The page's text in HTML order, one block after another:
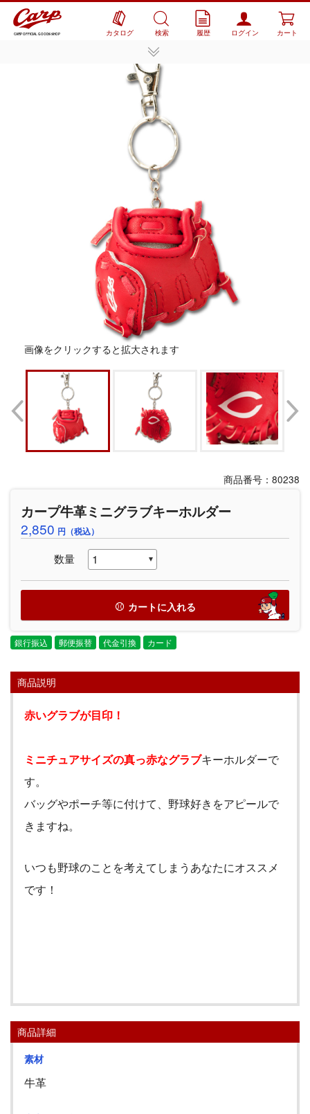
CARP OFFICIAL GOODS SHOP カタログ 検索 履歴 ログイン カート
画像をクリックすると拡大されます
商品番号：80238
カープ牛革ミニグラブキーホルダー
2,850 円（税込）
数量
カートに入れる
銀行振込 郵便振替 代金引換 カード
商品説明
赤いグラブが目印！
ミニチュアサイズの真っ赤なグラブキーホルダーで
す。
バッグやポーチ等に付けて、野球好きをアピールで
きますね。
いつも野球のことを考えてしまうあなたにオススメ
です！
商品詳細
素材
牛革